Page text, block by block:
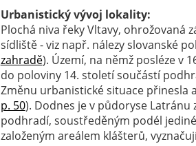
Urbanistický vývoj lokality:
Plochá niva řeky Vltavy, ohrožovaná
sídliště - viz např. nálezy slovanské
zahradě). Území, na němž posléze v
do poloviny 14. století součástí
Změnu urbanistické situace přinesla
p. 50). Dodnes je v půdoryse
podhradí, soustředěným podél
založeným areálem klášterů,